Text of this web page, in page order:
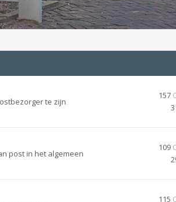
te zijn
157
post in het algemeen
109
115